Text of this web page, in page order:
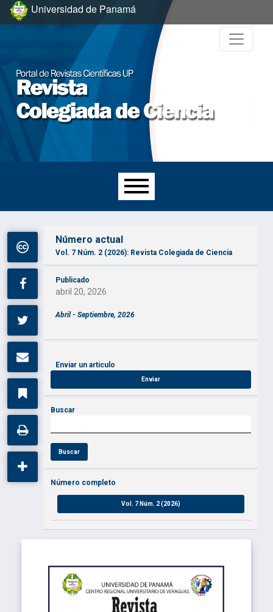
Ir al menú de navegación principal
Ir al contenido principal
Ir al pie de página del sitio
Universidad de Panamá
Menú principal
Número actual
Vol. 7 Núm. 2 (2026): Revista Colegiada de Ciencia
Publicado
abril 20, 2026
Abril - Septiembre, 2026
Enviar un articulo
Enviar
Buscar
Buscar
Número completo
Vol. 7 Núm. 2 (2026)